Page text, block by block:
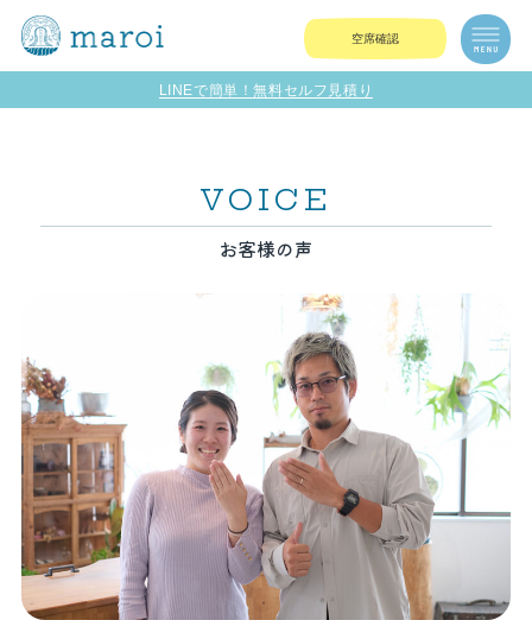
空席確認
LINEで簡単！無料セルフ見積り
VOICE
お客様の声